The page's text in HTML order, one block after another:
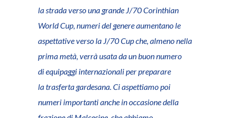
la strada verso una grande J/70 Corinthian
World Cup, numeri del genere aumentano le
aspettative verso la J/70 Cup che, almeno nella
prima metà, verrà usata da un buon numero
di equipaggi internazionali per preparare
la trasferta gardesana. Ci aspettiamo poi
numeri importanti anche in occasione della